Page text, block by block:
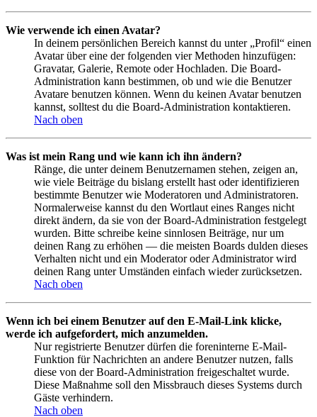
Wie verwende ich einen Avatar?
In deinem persönlichen Bereich kannst du unter „Profil“ einen
Avatar über eine der folgenden vier Methoden hinzufügen:
Gravatar, Galerie, Remote oder Hochladen. Die Board-
Administration kann bestimmen, ob und wie die Benutzer
Avatare benutzen können. Wenn du keinen Avatar benutzen
kannst, solltest du die Board-Administration kontaktieren.
Nach oben
Was ist mein Rang und wie kann ich ihn ändern?
Ränge, die unter deinem Benutzernamen stehen, zeigen an,
wie viele Beiträge du bislang erstellt hast oder identifizieren
bestimmte Benutzer wie Moderatoren und Administratoren.
Normalerweise kannst du den Wortlaut eines Ranges nicht
direkt ändern, da sie von der Board-Administration festgelegt
wurden. Bitte schreibe keine sinnlosen Beiträge, nur um
deinen Rang zu erhöhen — die meisten Boards dulden dieses
Verhalten nicht und ein Moderator oder Administrator wird
deinen Rang unter Umständen einfach wieder zurücksetzen.
Nach oben
Wenn ich bei einem Benutzer auf den E-Mail-Link klicke,
werde ich aufgefordert, mich anzumelden.
Nur registrierte Benutzer dürfen die foreninterne E-Mail-
Funktion für Nachrichten an andere Benutzer nutzen, falls
diese von der Board-Administration freigeschaltet wurde.
Diese Maßnahme soll den Missbrauch dieses Systems durch
Gäste verhindern.
Nach oben